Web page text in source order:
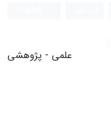
علمی - پژوهشی